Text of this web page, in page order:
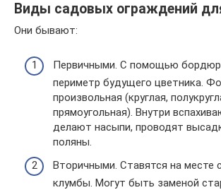
Виды садовых ограждений
Они бывают:
Первичными. С помощью
периметр будущего цветника.
произвольная (круглая,
прямоугольная). Внутри
делают насыпи, проводят
поляны.
Вторичными. Ставятся на месте
клумбы. Могут быть заменой